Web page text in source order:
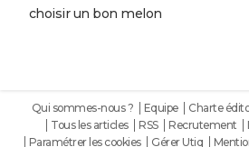
choisir un bon melon
Qui sommes-nous ? Equipe Charte
Tous les articles
RSS Recrutement
Paramétrer les cookies
Gérer Utiq